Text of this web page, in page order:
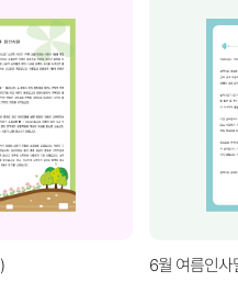
6월 여름인